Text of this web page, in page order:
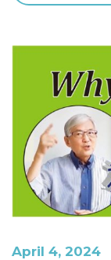
April 4, 2024